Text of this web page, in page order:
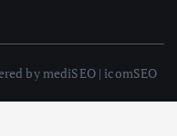
by mediSEO | icomSEO